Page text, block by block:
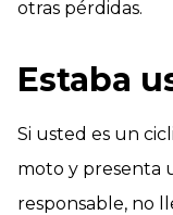
otras pérdidas.
Estaba
Si usted es un
moto y presenta
responsable, no